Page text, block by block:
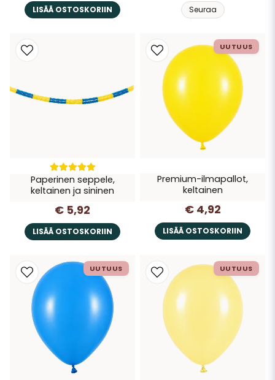
LISÄÄ OSTOSKORIIN Seuraa
Paperinen seppele,
keltainen ja sininen
€ 5,92
LISÄÄ OSTOSKORIIN
Premium-ilmapallot,
keltainen
€ 4,92
LISÄÄ OSTOSKORIIN
UUTUUS
UUTUUS UUTUUS